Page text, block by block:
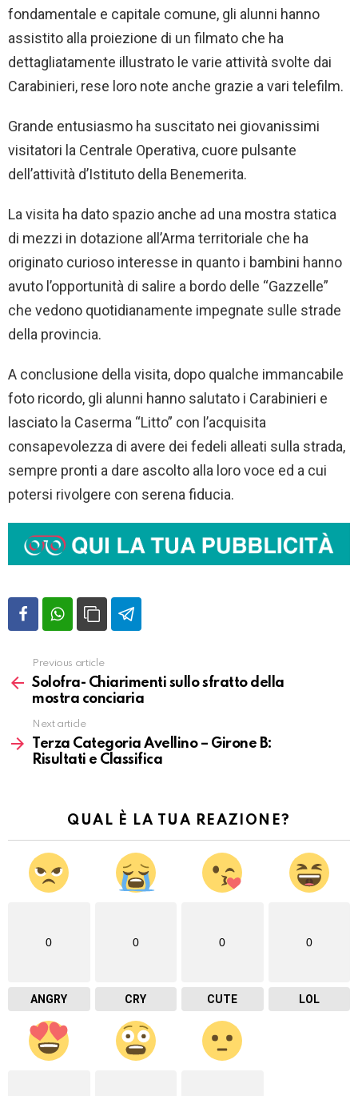
fondamentale e capitale comune, gli alunni hanno
assistito alla proiezione di un filmato che ha
dettagliatamente illustrato le varie attività svolte dai
Carabinieri, rese loro note anche grazie a vari telefilm.
Grande entusiasmo ha suscitato nei giovanissimi
visitatori la Centrale Operativa, cuore pulsante
dell’attività d’Istituto della Benemerita.
La visita ha dato spazio anche ad una mostra statica
di mezzi in dotazione all’Arma territoriale che ha
originato curioso interesse in quanto i bambini hanno
avuto l’opportunità di salire a bordo delle “Gazzelle”
che vedono quotidianamente impegnate sulle strade
della provincia.
A conclusione della visita, dopo qualche immancabile
foto ricordo, gli alunni hanno salutato i Carabinieri e
lasciato la Caserma “Litto” con l’acquisita
consapevolezza di avere dei fedeli alleati sulla strada,
sempre pronti a dare ascolto alla loro voce ed a cui
potersi rivolgere con serena fiducia.
Vedi
altro
Previous article
Solofra- Chiarimenti sullo sfratto della
mostra conciaria
Next article
Terza Categoria Avellino – Girone B:
Risultati e Classifica
QUAL È LA TUA REAZIONE?
0
ANGRY
0
CRY
0
CUTE
0
LOL